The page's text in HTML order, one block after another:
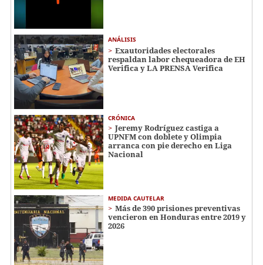
ANÁLISIS
Exautoridades electorales
respaldan labor chequeadora de EH
Verifica y LA PRENSA Verifica
CRÓNICA
Jeremy Rodríguez castiga a
UPNFM con doblete y Olimpia
arranca con pie derecho en Liga
Nacional
MEDIDA CAUTELAR
Más de 390 prisiones preventivas
vencieron en Honduras entre 2019 y
2026